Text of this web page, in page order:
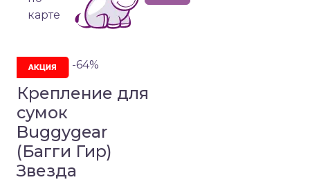
карте
-64%
Крепление для
сумок
Buggygear
(Багги Гир)
Звезда